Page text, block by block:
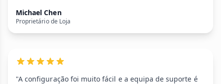
Michael Chen
Proprietário de Loja
"A configuração foi muito fácil e a equipa de suporte é